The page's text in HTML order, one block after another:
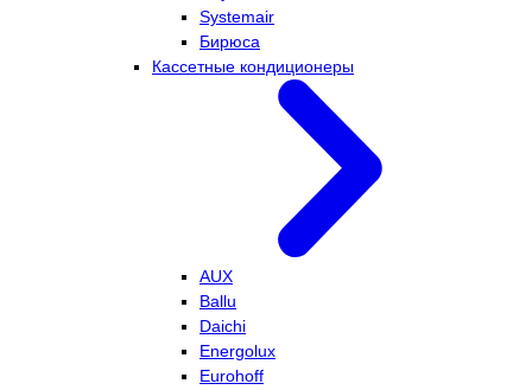
Systemair
Бирюса
Кассетные кондиционеры
AUX
Ballu
Daichi
Energolux
Eurohoff